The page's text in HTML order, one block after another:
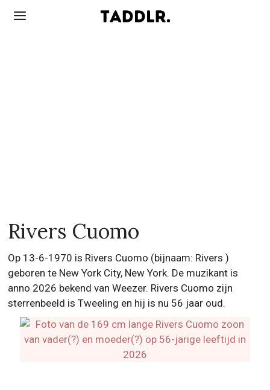
Rivers Cuomo
Op 13-6-1970 is Rivers Cuomo (bijnaam: Rivers )
geboren te New York City, New York. De muzikant is
anno 2026 bekend van Weezer. Rivers Cuomo zijn
sterrenbeeld is Tweeling en hij is nu 56 jaar oud.